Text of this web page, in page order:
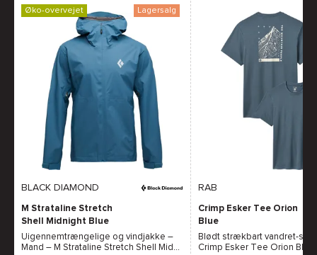
Øko-overvejet Lagersalg
BLACK DIAMOND
M Strataline Stretch
Shell Midnight Blue
Uigennemtrængelige og vindjakke –
Mand – M Strataline Stretch Shell Mid...
RAB
Crimp Esker Tee Orion
Blue
Blødt strækbart vandret-shirt
Crimp Esker Tee Orion Blue